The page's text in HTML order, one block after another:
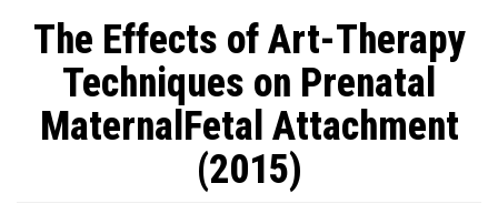
The Effects of Art-Therapy
Techniques on Prenatal
MaternalFetal Attachment
(2015)